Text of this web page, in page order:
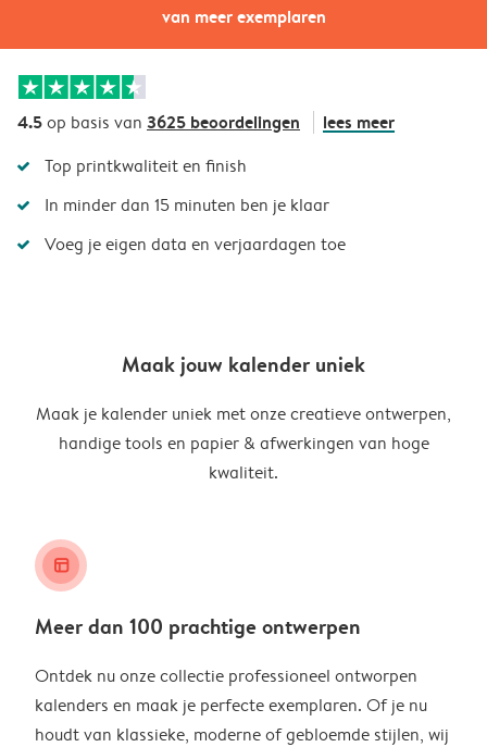
van meer exemplaren
4.5op basis van 3625 beoordelingen lees meer
Top printkwaliteit en finish
In minder dan 15 minuten ben je klaar
Voeg je eigen data en verjaardagen toe
Maak jouw kalender uniek
Maak je kalender uniek met onze creatieve ontwerpen,
handige tools en papier & afwerkingen van hoge
kwaliteit.
layout_alt
Meer dan 100 prachtige ontwerpen
Ontdek nu onze collectie professioneel ontworpen
kalenders en maak je perfecte exemplaren. Of je nu
houdt van klassieke, moderne of gebloemde stijlen, wij